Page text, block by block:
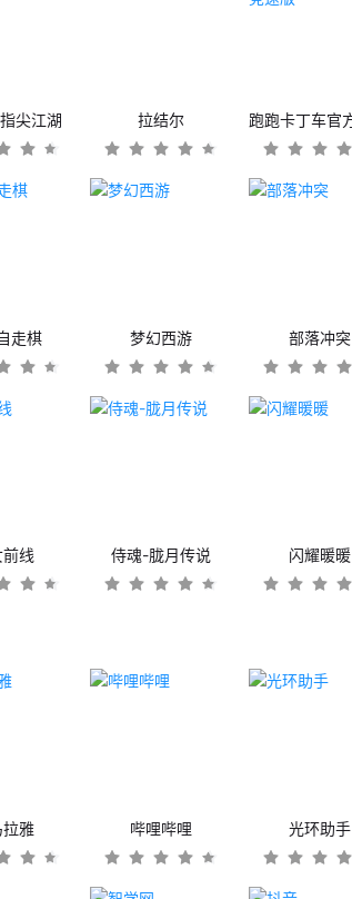
尖江湖 拉结尔
走棋 梦幻西游 部落冲突
线 侍魂-胧月传说 闪耀暖暖
雅 哔哩哔哩 光环助手